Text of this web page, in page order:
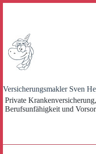
Versicherungsmakler Sven
Private Krankenversicherung,
Berufsunfähigkeit und